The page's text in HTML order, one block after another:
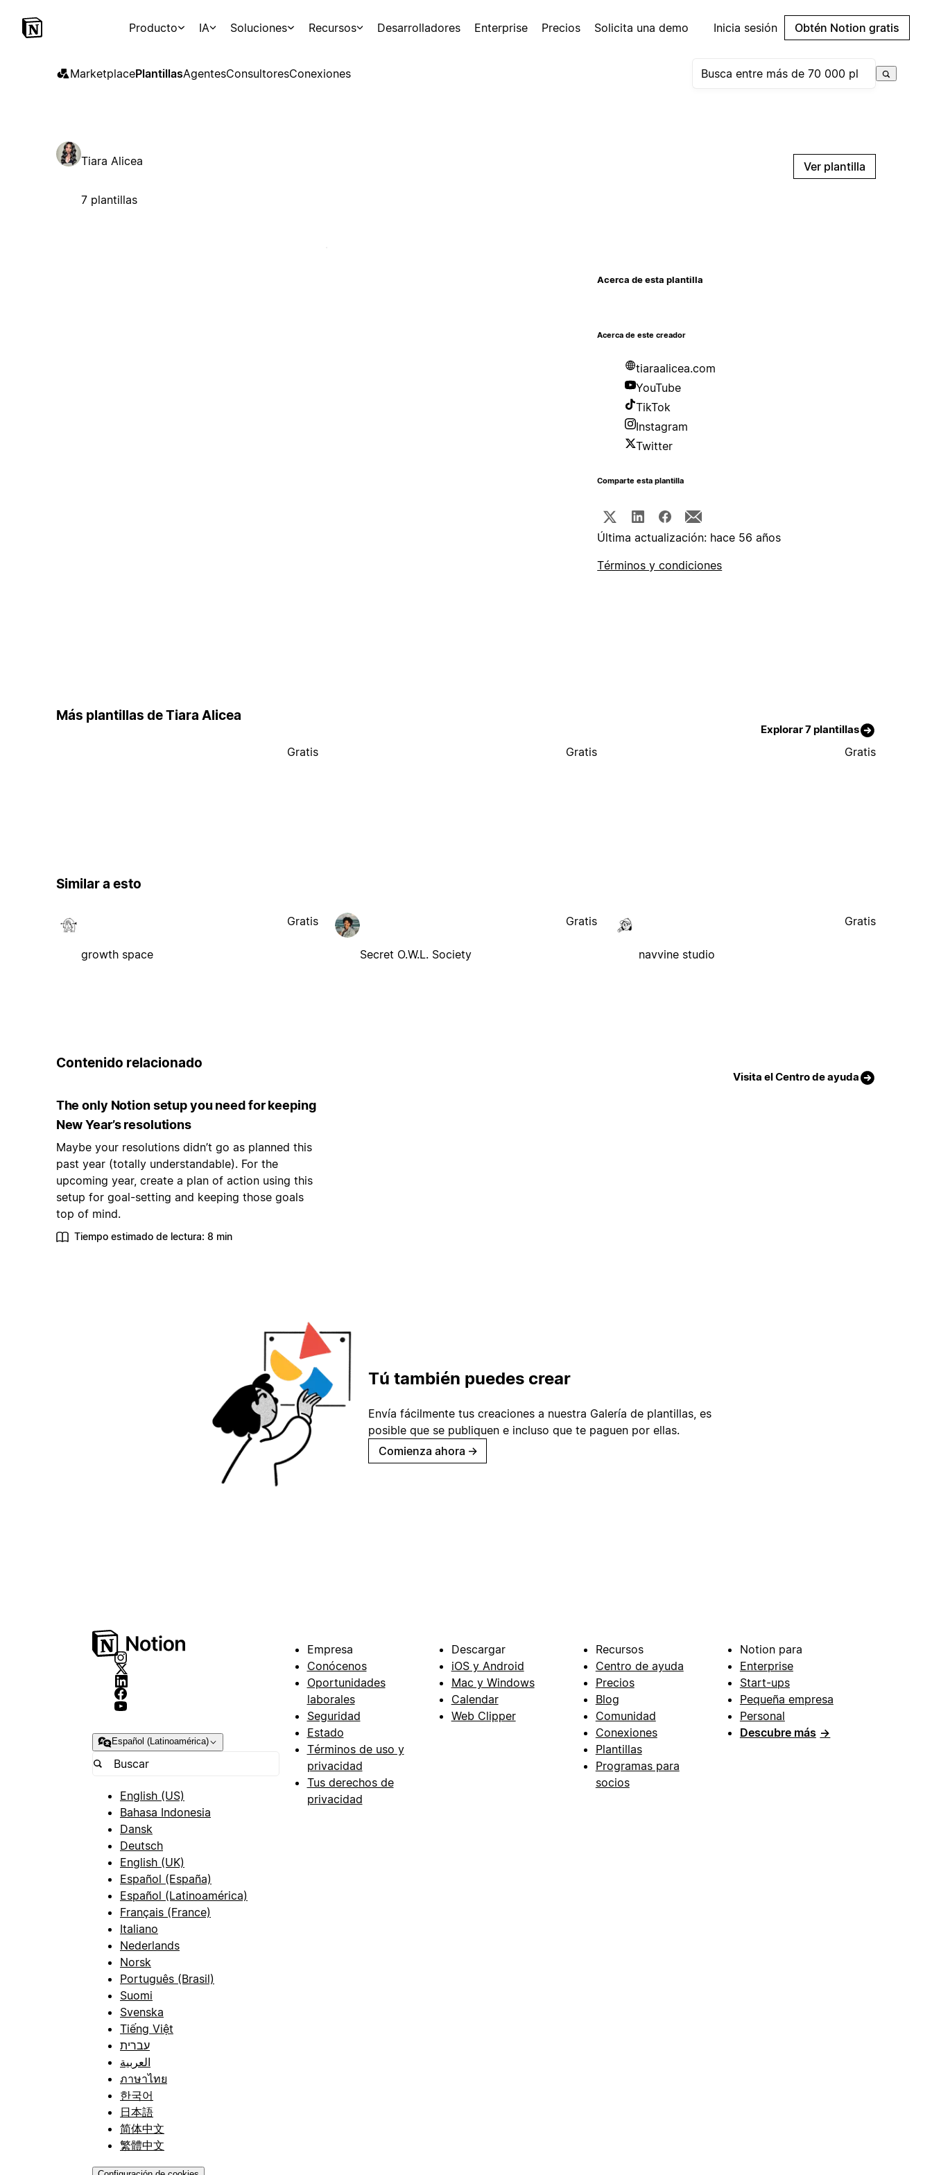
Producto IA Soluciones Recursos Desarrolladores Enterprise Precios Solicita una demo Inicia sesión Obtén Notion gratis
MarketplacePlantillasAgentesConsultoresConexiones
Tiara Alicea
7 plantillas
Ver plantilla
Acerca de esta plantilla
Acerca de este creador
tiaraalicea.com
YouTube
TikTok
Instagram
Twitter
Comparte esta plantilla
Última actualización: hace 56 años
Términos y condiciones
Más plantillas de Tiara Alicea
Explorar 7 plantillas
Gratis Gratis Gratis
Similar a esto
growth space
Gratis
Secret O.W.L. Society
Gratis
navvine studio
Gratis
Contenido relacionado
Visita el Centro de ayuda
The only Notion setup you need for keeping
New Year’s resolutions
Maybe your resolutions didn’t go as planned this
past year (totally understandable). For the
upcoming year, create a plan of action using this
setup for goal-setting and keeping those goals
top of mind.
Tiempo estimado de lectura: 8 min
Tú también puedes crear
Envía fácilmente tus creaciones a nuestra Galería de plantillas, es
posible que se publiquen e incluso que te paguen por ellas.
Comienza ahora →
Español (Latinoamérica)
English (US)
Bahasa Indonesia
Dansk
Deutsch
English (UK)
Español (España)
Español (Latinoamérica)
Français (France)
Italiano
Nederlands
Norsk
Português (Brasil)
Suomi
Svenska
Tiếng Việt
עברית
العربية
ภาษาไทย
한국어
日本語
简体中文
繁體中文
Empresa
Conócenos
Oportunidades
laborales
Seguridad
Estado
Términos de uso y
privacidad
Tus derechos de
privacidad
Descargar
iOS y Android
Mac y Windows
Calendar
Web Clipper
Recursos
Centro de ayuda
Precios
Blog
Comunidad
Conexiones
Plantillas
Programas para
socios
Notion para
Enterprise
Start-ups
Pequeña empresa
Personal
Descubre más →